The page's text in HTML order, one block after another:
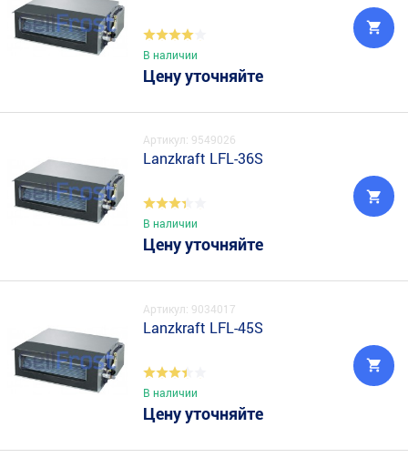
В наличии
Цену уточняйте
Артикул: 9549026
Lanzkraft LFL-36S
В наличии
Цену уточняйте
Артикул: 9034017
Lanzkraft LFL-45S
В наличии
Цену уточняйте